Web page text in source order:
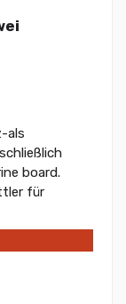
als
board.
für